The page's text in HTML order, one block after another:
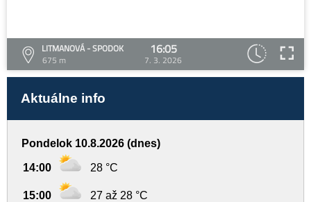
LITMANOVÁ - SPODOK
675 m
16:05
7. 3. 2026
Aktuálne info
Pondelok 10.8.2026 (dnes)
14:00 28 °C
15:00 27 až 28 °C